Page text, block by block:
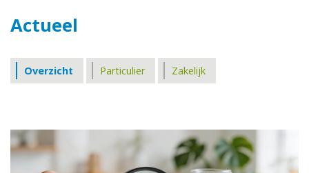
Actueel
Overzicht Particulier Zakelijk